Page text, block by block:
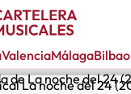
ValenciaMálagaBilbao